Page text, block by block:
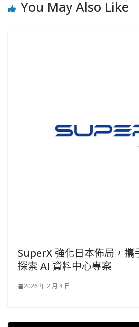
You May Also Like
SuperX 強化日本佈局，攜
探索 AI 資料中心專案
2026 年 2 月 4 日